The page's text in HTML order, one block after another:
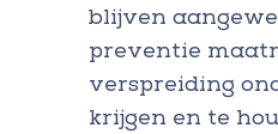
blijven
preventie
verspreiding
krijgen en te